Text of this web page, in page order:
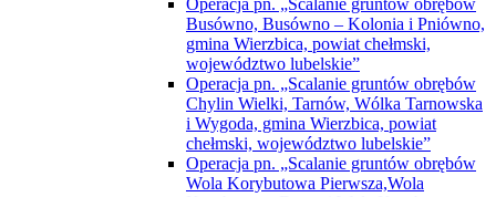
Operacja pn. „Scalanie gruntów obrębów
Busówno, Busówno – Kolonia i Pniówno,
gmina Wierzbica, powiat chełmski,
województwo lubelskie”
Operacja pn. „Scalanie gruntów obrębów
Chylin Wielki, Tarnów, Wólka Tarnowska
i Wygoda, gmina Wierzbica, powiat
chełmski, województwo lubelskie”
Operacja pn. „Scalanie gruntów obrębów
Wola Korybutowa Pierwsza,Wola